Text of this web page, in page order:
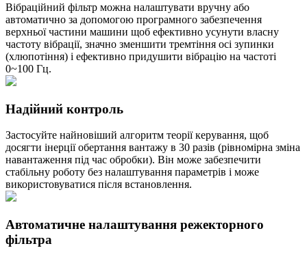
Вібраційний фільтр можна налаштувати вручну або
автоматично за допомогою програмного забезпечення
верхньої частини машини щоб ефективно усунути власну
частоту вібрації, значно зменшити тремтіння осі зупинки
(хлюпотіння) і ефективно придушити вібрацію на частоті
0~100 Гц.
Надійний контроль
Застосуйте найновіший алгоритм теорії керування, щоб
досягти інерції обертання вантажу в 30 разів (рівномірна зміна
навантаження під час обробки). Він може забезпечити
стабільну роботу без налаштування параметрів і може
використовуватися після встановлення.
Автоматичне налаштування режекторного
фільтра